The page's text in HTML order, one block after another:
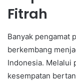
Fitrah
Banyak pengamat
berkembang
Indonesia. Melalui
kesempatan